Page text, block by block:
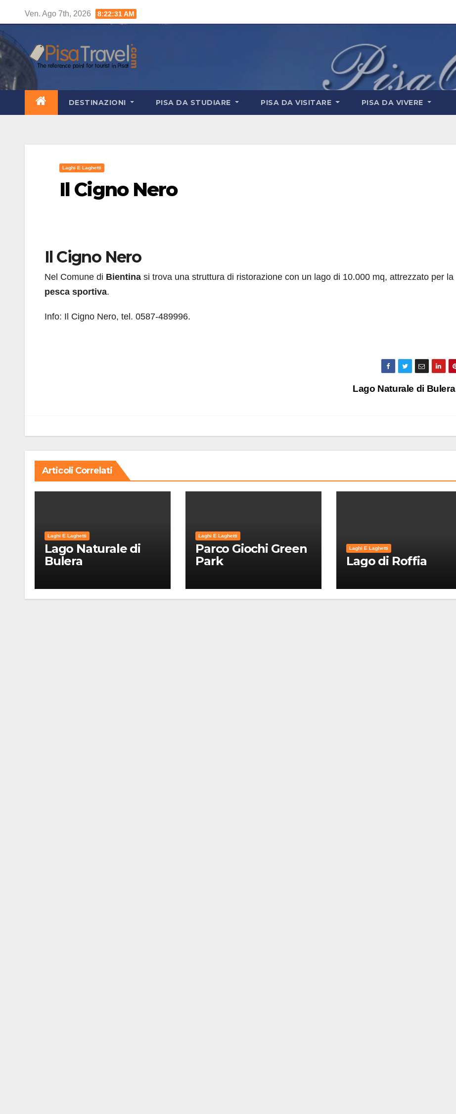
contenuto
Ven. Ago 7th, 2026 8:22:32 AM
DESTINAZIONI PISA DA STUDIARE PISA DA VISITARE PISA DA VIVERE
Laghi E Laghetti
Il Cigno Nero
Il Cigno Nero
Nel Comune di Bientina si trova una struttura di ristorazione con un lago di 10.000 mq, attrezzato per la
pesca sportiva.
Info: Il Cigno Nero, tel. 0587-489996.
Lago Naturale di Bulera
Articoli Correlati
Laghi E Laghetti
Lago Naturale di
Bulera
Laghi E Laghetti
Parco Giochi Green
Park
Laghi E Laghetti
Lago di Roffia